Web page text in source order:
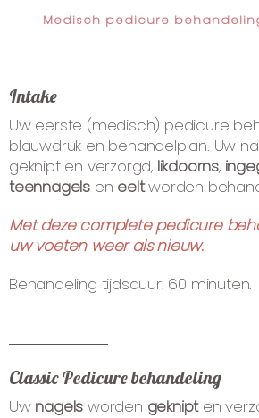
Medisch pedicure
Intake
Uw eerste (medisch) pedicure
blauwdruk en behandelplan. Uw
geknipt en verzorgd, likdoorns,
teennagels en eeltworden
Met deze complete pedicure
uw voeten weer als nieuw.
Behandeling tijdsduur: 60 minuten.
Classic Pedicure behandeling
Uw nagels worden geknipten